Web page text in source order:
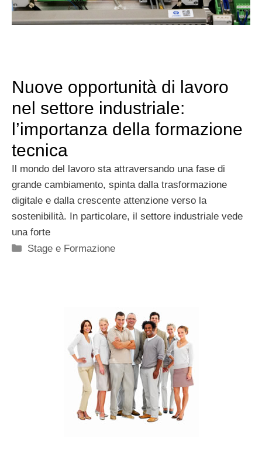
Nuove opportunità di lavoro
nel settore industriale:
l’importanza della formazione
tecnica
Il mondo del lavoro sta attraversando una fase di
grande cambiamento, spinta dalla trasformazione
digitale e dalla crescente attenzione verso la
sostenibilità. In particolare, il settore industriale vede
una forte
Categorie
Stage e Formazione